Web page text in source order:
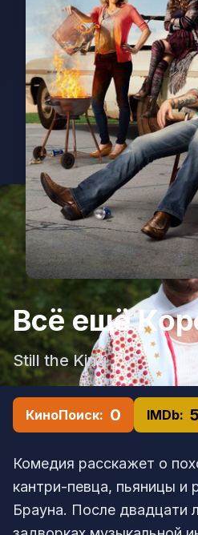
Всё ещё
Still the King
КиноПоиск: 0 IMDb:
Комедия расскажет о
кантри-певца, пьяницы и
Брауна. После двадцати